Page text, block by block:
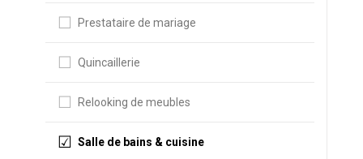
Prestataire de mariage
Quincaillerie
Relooking de meubles
Salle de bains & cuisine